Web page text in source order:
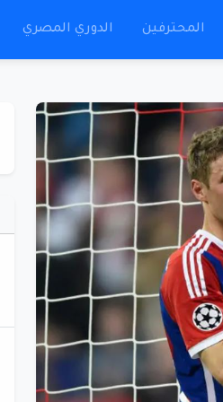
المحترفين الدوري المصري